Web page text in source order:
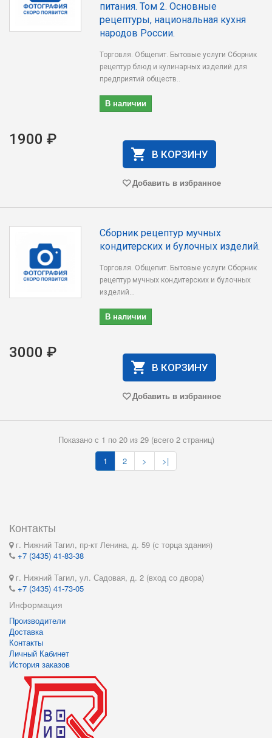
питания. Том 2. Основные
рецептуры, национальная кухня
народов России.
Торговля. Общепит. Бытовые услуги Сборник
рецептур блюд и кулинарных изделий для
предприятий обществ..
В наличии
1900 ₽
В КОРЗИНУ
Добавить в избранное
Сборник рецептур мучных
кондитерских и булочных изделий.
Торговля. Общепит. Бытовые услуги Сборник
рецептур мучных кондитерских и булочных
изделий...
В наличии
3000 ₽
В КОРЗИНУ
Добавить в избранное
Показано с 1 по 20 из 29 (всего 2 страниц)
1
2 > >|
Контакты
г. Нижний Тагил, пр-кт Ленина, д. 59 (с торца здания)
+7 (3435) 41-83-38
г. Нижний Тагил, ул. Садовая, д. 2 (вход со двора)
+7 (3435) 41-73-05
Информация
Производители
Доставка
Контакты
Личный Кабинет
История заказов